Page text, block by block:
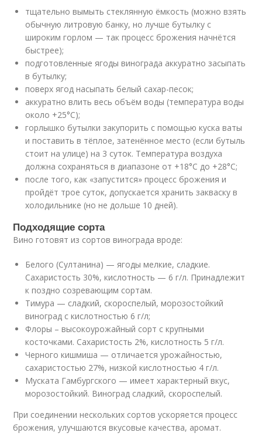
тщательно вымыть стеклянную ёмкость (можно взять
обычную литровую банку, но лучше бутылку с
широким горлом — так процесс брожения начнётся
быстрее);
подготовленные ягоды винограда аккуратно засыпать
в бутылку;
поверх ягод насыпать белый сахар-песок;
аккуратно влить весь объём воды (температура воды
около +25°С);
горлышко бутылки закупорить с помощью куска ваты
и поставить в тёплое, затенённое место (если бутыль
стоит на улице) на 3 суток. Температура воздуха
должна сохраняться в диапазоне от +18°С до +28°С;
после того, как «запустится» процесс брожения и
пройдёт трое суток, допускается хранить закваску в
холодильнике (но не дольше 10 дней).
Подходящие сорта
Вино готовят из сортов винограда вроде:
Белого (Султанина) — ягоды мелкие, сладкие.
Сахаристость 30%, кислотность — 6 г/л. Принадлежит
к поздно созревающим сортам.
Тимура — сладкий, скороспелый, морозостойкий
виноград с кислотностью 6 г/л;
Флоры – высокоурожайный сорт с крупными
косточками. Сахаристость 2%, кислотность 5 г/л.
Черного кишмиша — отличается урожайностью,
сахаристостью 27%, низкой кислотностью 4 г/л.
Муската Гамбургского — имеет характерный вкус,
морозостойкий. Виноград сладкий, скороспелый.
При соединении нескольких сортов ускоряется процесс
брожения, улучшаются вкусовые качества, аромат.